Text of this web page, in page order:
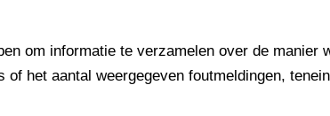
om informatie te verzamelen over de
of het aantal weergegeven foutmeldingen,